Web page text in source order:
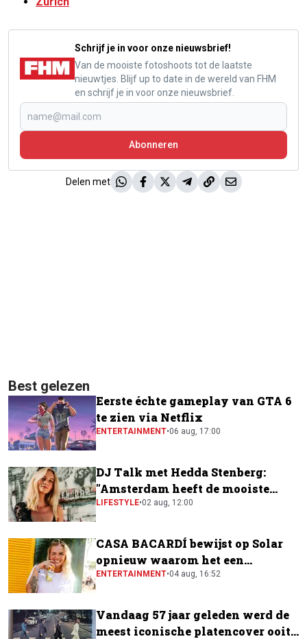
Schrijf je in voor onze nieuwsbrief!
Van de mooiste fotoshoots tot de laatste
nieuwtjes. Blijf up to date in de wereld van FHM
en schrijf je in voor onze nieuwsbrief.
Abonneren
Delen met
Best gelezen
Eerste échte gameplay van GTA 6
te zien via Netflix
ENTERTAINMENT•06 aug, 17:00
DJ Talk met Hedda Stenberg:
"Amsterdam heeft de mooiste
festivalscene van Europa"
LIFESTYLE•02 aug, 12:00
CASA BACARDÍ bewijst op Solar
opnieuw waarom het een
festivalfavoriet is
ENTERTAINMENT•04 aug, 16:52
Vandaag 57 jaar geleden werd de
meest iconische platencover ooit